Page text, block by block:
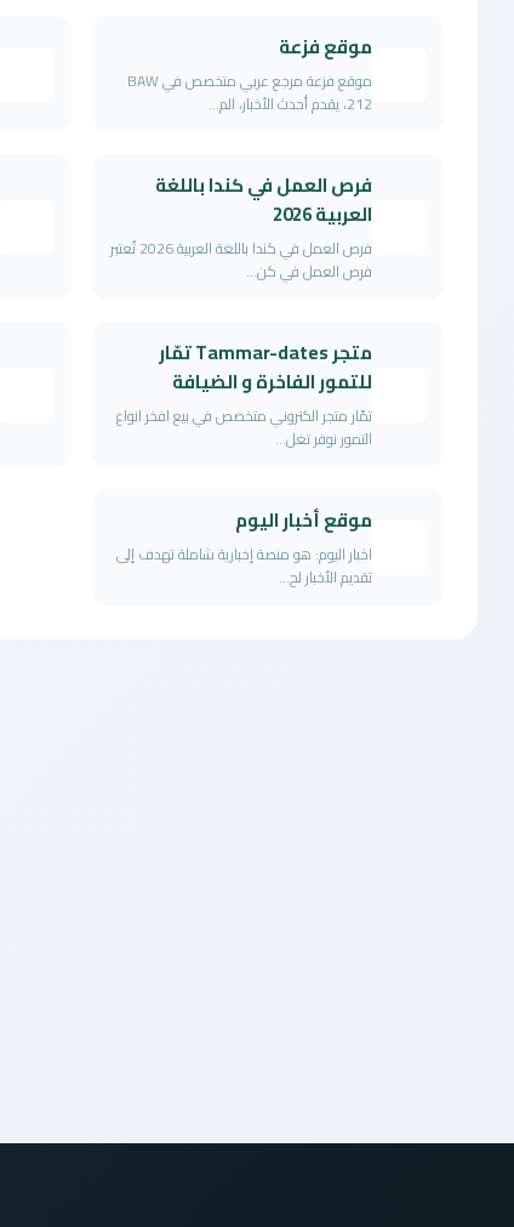
موقع فزعة
موقع فزعة مرجع عربي متخصص في BAW
212، يقدم أحدث الأخبار، الم...
فرص العمل في كندا باللغة
العربية 2026
فرص العمل في كندا باللغة العربية 2026 تُعتبر
فرص العمل في كن...
متجر Tammar-dates تمّار
للتمور الفاخرة و الضيافة
تمّار متجر الكتروني متخصص في بيع افخر انواع
التمور نوفر تغل...
موقع أخبار اليوم
اخبار اليوم: هو منصة إخبارية شاملة تهدف إلى
تقديم الأخبار لح...